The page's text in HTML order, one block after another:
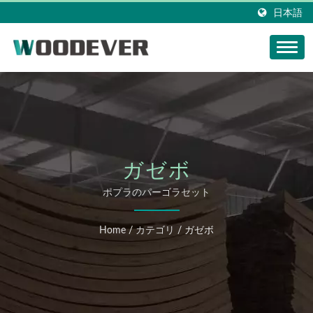
日本語
ガゼボ
ポプラのパーゴラセット
Home / カテゴリ / ガゼボ